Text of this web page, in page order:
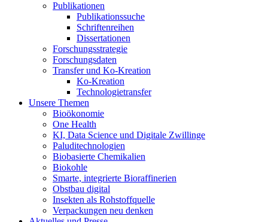
Publikationen
Publikationssuche
Schriftenreihen
Dissertationen
Forschungsstrategie
Forschungsdaten
Transfer und Ko-Kreation
Ko-Kreation
Technologietransfer
Unsere Themen
Bioökonomie
One Health
KI, Data Science und Digitale Zwillinge
Paluditechnologien
Biobasierte Chemikalien
Biokohle
Smarte, integrierte Bioraffinerien
Obstbau digital
Insekten als Rohstoffquelle
Verpackungen neu denken